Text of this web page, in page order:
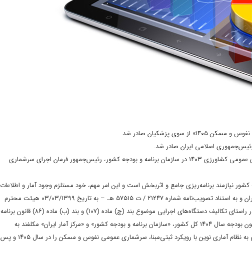
سوی پزشکیان صادر شد
به گزارش ایسنا، صبح امروز پنج‌شنبه ۲۳ اسفندماه و در مراسم اختتامیه سرشماری عمومی کشاورزی ۱۴۰۳ در سازمان برنامه و بودجه کشور، رئیس‌جمهور فرمان اجرای سرشماری
برنامه‌ریزی جامع و اثربخش است و این امر مهم، خود مستلزم وجود آمار و اطلاعات
درست، دقیق و بهنگام است. برای این منظور در اجرای ماده (۴) قانون مرکز آمار ایران و به استناد تصویب‌نامه شماره ۲۱۲۴۷ / ت ۵۷۵۱۵ هـ – به تاریخ ۰۳/۰۳/۱۳۹۹ هیئت محترم
وزیران مبنی بر تشکیل ستاد ملی سرشماری عمومی نفوس و مسکن ثبتی‌مبنا و در راستای تکالیف دستگاه‌های اجرایی موضوع بند (چ) ماده (۱۰۷) و بند (ب) ماده (۸۶) قانون برنامه
پنج‌ساله هفتم پیشرفت جمهوری اسلامی ایران و همچنین بند (پ) تبصره (۱۷) قانون بودجه سال ۱۴۰۴ کل کشور، «سازمان برنامه و بودجه کشور» و «مرکز آمار ایران» مکلفند به
منظور ارتقای کیفیت و بهنگام‌سازی اطلاعات و در راستای گذار از نظام آماری سنتی به نظام آماری نوین با رویکرد ثبتی‌مبنا، سرشماری عمومی نفوس و مسکن را در سال ۱۴۰۵ و پس